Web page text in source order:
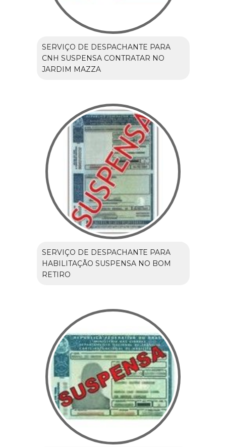
SERVIÇO DE DESPACHANTE PARA
CNH SUSPENSA CONTRATAR NO
JARDIM MAZZA
SERVIÇO DE DESPACHANTE PARA
HABILITAÇÃO SUSPENSA NO BOM
RETIRO